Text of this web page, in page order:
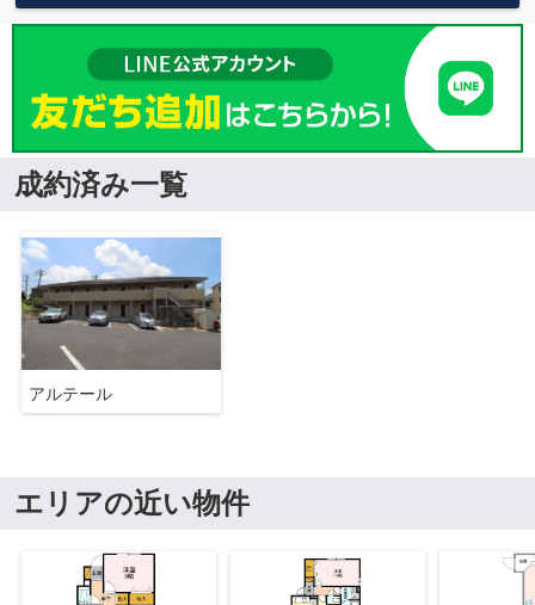
成約済み一覧
アルテール
エリアの近い物件